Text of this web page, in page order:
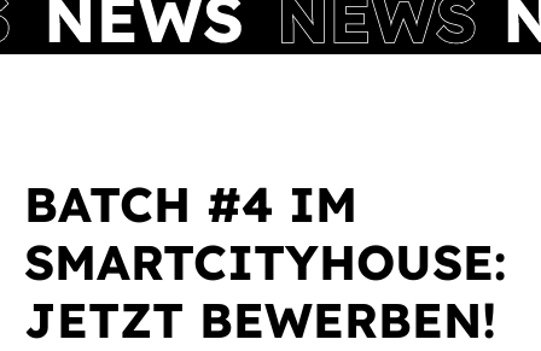
BATCH #4 IM
SMARTCITYHOUSE:
JETZT BEWERBEN!